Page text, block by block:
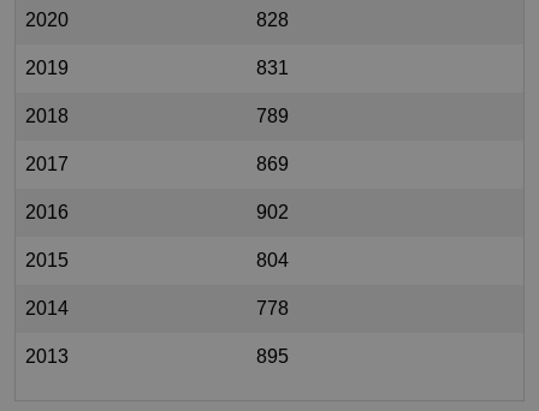
2020 828
2019 831
2018 789
2017 869
2016 902
2015 804
2014 778
2013 895